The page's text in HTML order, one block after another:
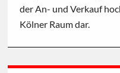
der An- und Verkauf
Kölner Raum dar.